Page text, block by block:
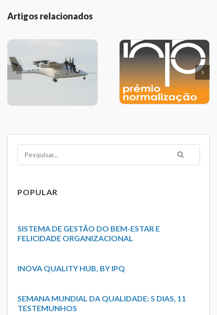
Artigos relacionados
Pesquisar
POPULAR
SISTEMA DE GESTÃO DO BEM-ESTAR E
FELICIDADE ORGANIZACIONAL
INOVA QUALITY HUB, BY IPQ
SEMANA MUNDIAL DA QUALIDADE: 5 DIAS, 11
TESTEMUNHOS